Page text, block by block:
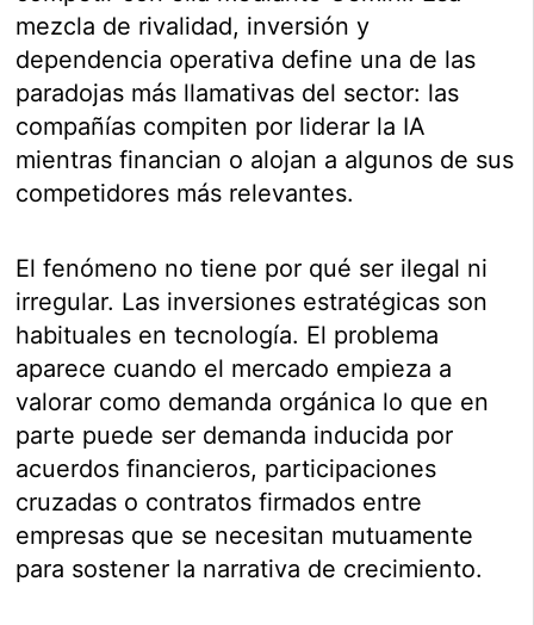
mezcla de rivalidad, inversión y
dependencia operativa define una de las
paradojas más llamativas del sector: las
compañías compiten por liderar la IA
mientras financian o alojan a algunos de sus
competidores más relevantes.
El fenómeno no tiene por qué ser ilegal ni
irregular. Las inversiones estratégicas son
habituales en tecnología. El problema
aparece cuando el mercado empieza a
valorar como demanda orgánica lo que en
parte puede ser demanda inducida por
acuerdos financieros, participaciones
cruzadas o contratos firmados entre
empresas que se necesitan mutuamente
para sostener la narrativa de crecimiento.